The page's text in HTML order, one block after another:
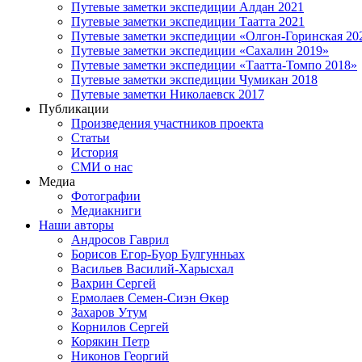
Путевые заметки экспедиции Алдан 2021
Путевые заметки экспедиции Таатта 2021
Путевые заметки экспедиции «Олгон-Горинская
Путевые заметки экспедиции «Сахалин 2019»
Путевые заметки экспедиции «Таатта-Томпо 2018»
Путевые заметки экспедиции Чумикан 2018
Путевые заметки Николаевск 2017
Публикации
Произведения участников проекта
Статьи
История
СМИ о нас
Медиа
Фотографии
Медиакниги
Наши авторы
Андросов Гаврил
Борисов Егор-Буор Булгунньах
Васильев Василий-Харысхал
Вахрин Сергей
Ермолаев Семен-Сиэн Өкөр
Захаров Утум
Корнилов Сергей
Корякин Петр
Никонов Георгий